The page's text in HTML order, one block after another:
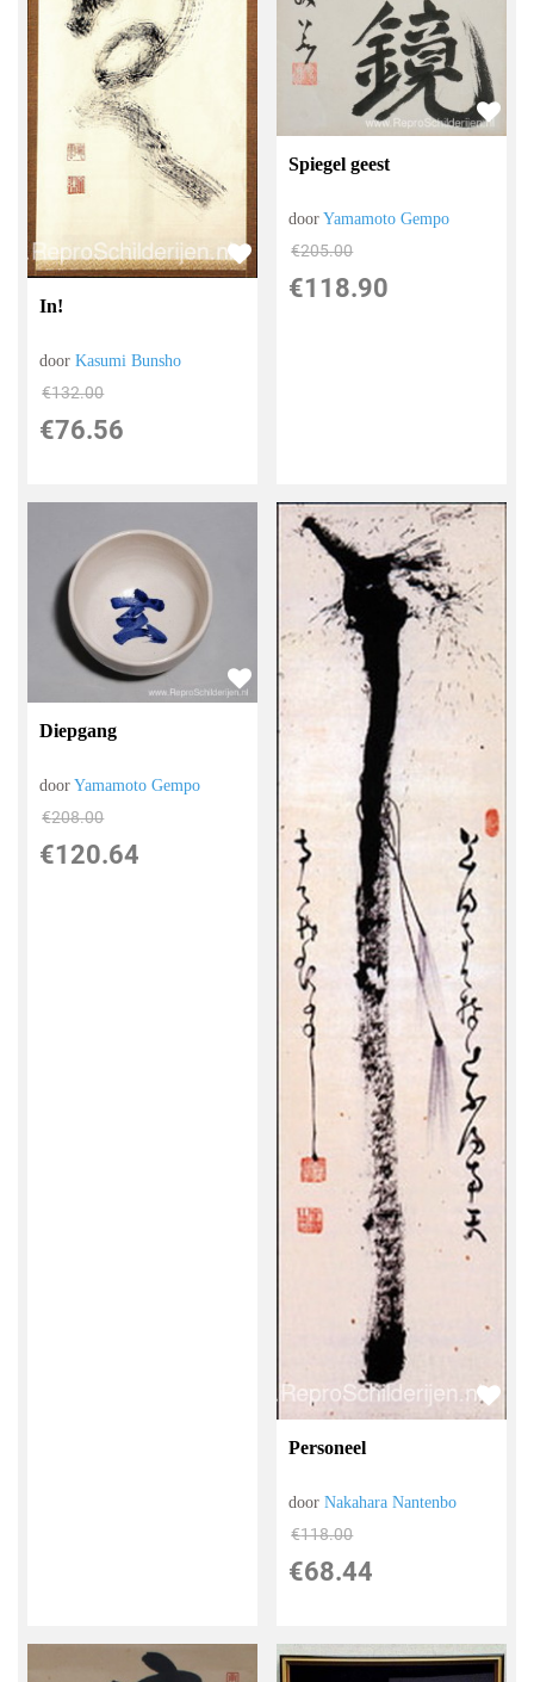
In!
doorKasumi Bunsho
€132.00
€76.56
Spiegel geest
doorYamamoto Gempo
€205.00
€118.90
Diepgang
doorYamamoto Gempo
€208.00
€120.64
Personeel
doorNakahara Nantenbo
€118.00
€68.44